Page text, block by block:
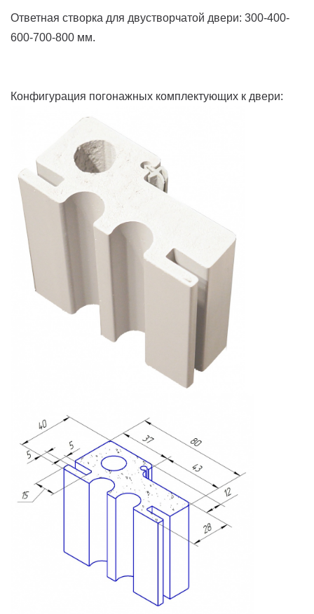
Ответная створка для двустворчатой двери: 300-400-
600-700-800 мм.
Конфигурация погонажных комплектующих к двери: